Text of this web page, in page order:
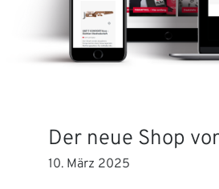
Der neue Shop
10. März 2025